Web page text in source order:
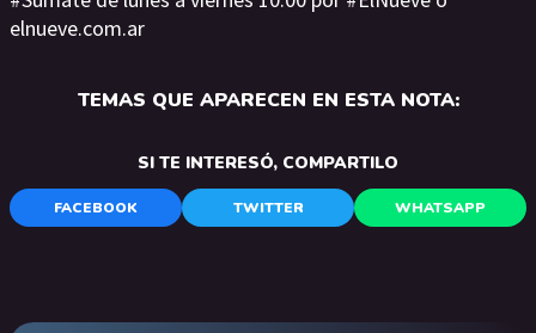
elnueve.com.ar
TEMAS QUE APARECEN EN ESTA NOTA:
SI TE INTERESÓ, COMPARTILO
FACEBOOK TWITTER WHATSAPP